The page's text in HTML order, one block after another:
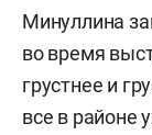
Минуллина
во время
грустнее и
все в районе